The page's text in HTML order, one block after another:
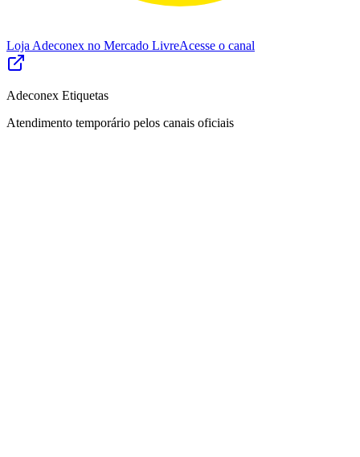
Loja Adeconex no Mercado LivreAcesse o canal
Adeconex Etiquetas
Atendimento temporário pelos canais oficiais